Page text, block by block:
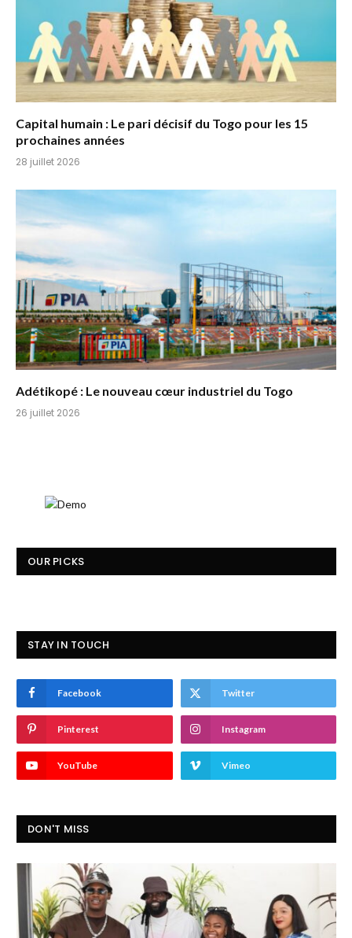
Capital humain : Le pari décisif du Togo pour les 15
prochaines années
28 juillet 2026
Adétikopé : Le nouveau cœur industriel du Togo
26 juillet 2026
OUR PICKS
STAY IN TOUCH
Facebook Twitter
Pinterest Instagram
YouTube Vimeo
DON'T MISS